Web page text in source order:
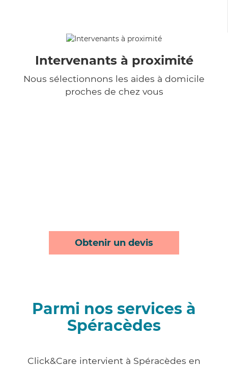
Intervenants à proximité
Nous sélectionnons les aides à domicile
proches de chez vous
Obtenir un devis
Parmi nos services à
Spéracèdes
Click&Care intervient à Spéracèdes en